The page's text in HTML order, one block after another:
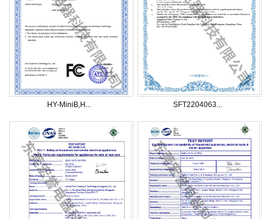
HY-MiniB,H... SFT2204063...